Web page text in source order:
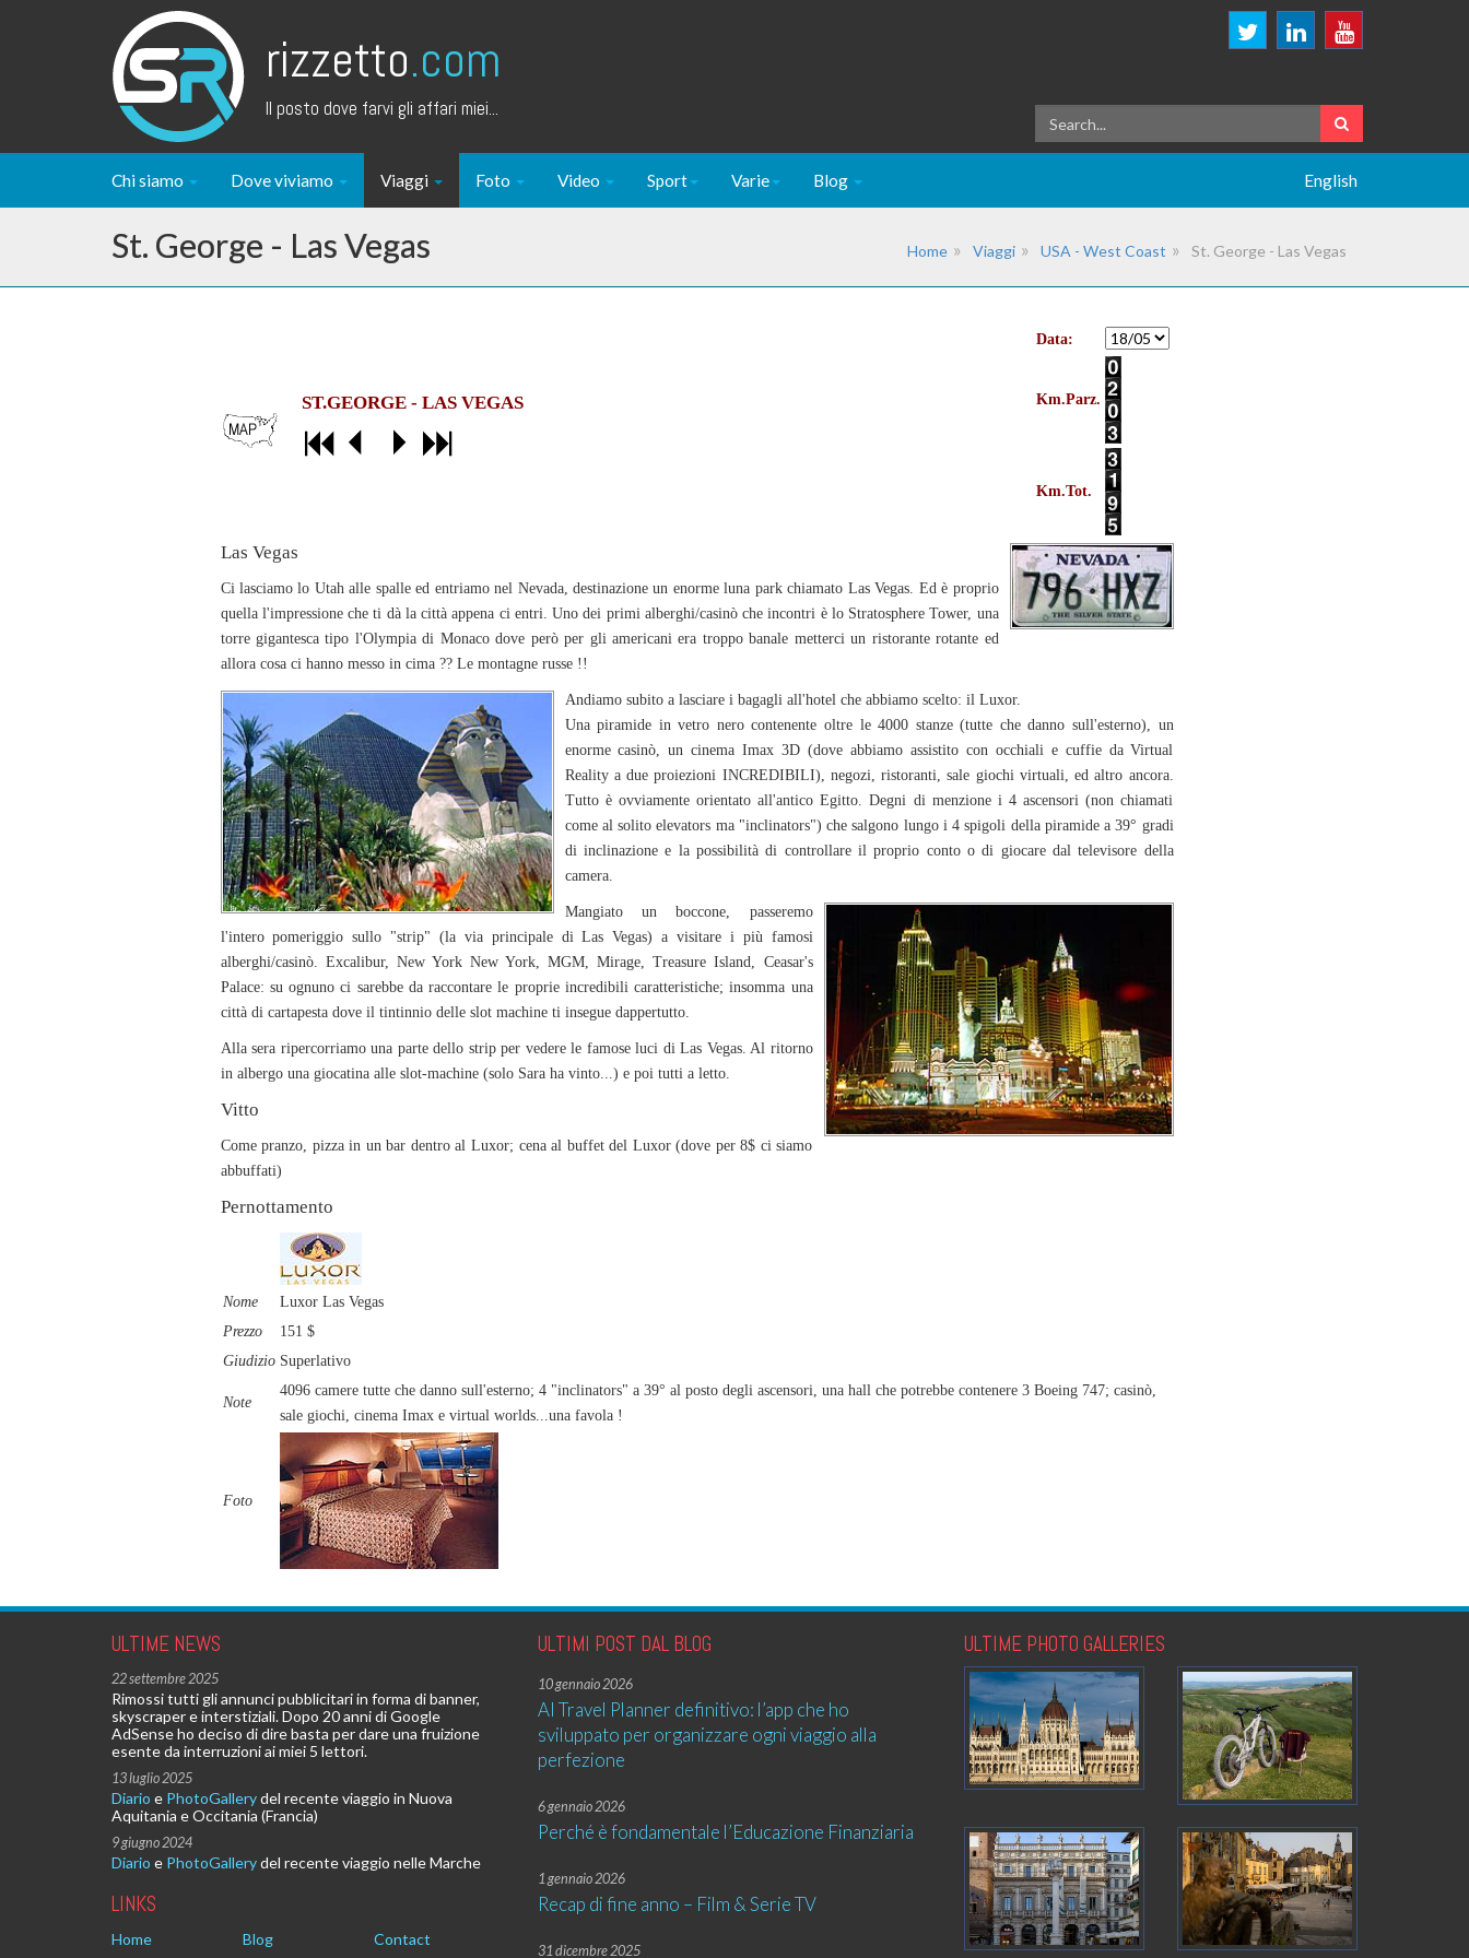
rizzetto.com
Il posto dove farvi gli affari miei...
Chi siamo Dove viviamo Viaggi Foto Video Sport Varie Blog English
St. George - Las Vegas Home Viaggi USA - West Coast St. George - Las Vegas
ST.GEORGE - LAS VEGAS
Data:
Km.Parz.
Km.Tot.
Las Vegas
Ci lasciamo lo Utah alle spalle ed entriamo nel Nevada, destinazione un enorme luna park chiamato Las Vegas. Ed è proprio
quella l'impressione che ti dà la città appena ci entri. Uno dei primi alberghi/casinò che incontri è lo Stratosphere Tower, una
torre gigantesca tipo l'Olympia di Monaco dove però per gli americani era troppo banale metterci un ristorante rotante ed
allora cosa ci hanno messo in cima ?? Le montagne russe !!
Andiamo subito a lasciare i bagagli all'hotel che abbiamo scelto: il Luxor.
Una piramide in vetro nero contenente oltre le 4000 stanze (tutte che danno sull'esterno), un
enorme casinò, un cinema Imax 3D (dove abbiamo assistito con occhiali e cuffie da Virtual
Reality a due proiezioni INCREDIBILI), negozi, ristoranti, sale giochi virtuali, ed altro ancora.
Tutto è ovviamente orientato all'antico Egitto. Degni di menzione i 4 ascensori (non chiamati
come al solito elevators ma "inclinators") che salgono lungo i 4 spigoli della piramide a 39° gradi
di inclinazione e la possibilità di controllare il proprio conto o di giocare dal televisore della
camera.
Mangiato un boccone, passeremo
l'intero pomeriggio sullo "strip" (la via principale di Las Vegas) a visitare i più famosi
alberghi/casinò. Excalibur, New York New York, MGM, Mirage, Treasure Island, Ceasar's
Palace: su ognuno ci sarebbe da raccontare le proprie incredibili caratteristiche; insomma una
città di cartapesta dove il tintinnio delle slot machine ti insegue dappertutto.
Alla sera ripercorriamo una parte dello strip per vedere le famose luci di Las Vegas. Al ritorno
in albergo una giocatina alle slot-machine (solo Sara ha vinto...) e poi tutti a letto.
Vitto
Come pranzo, pizza in un bar dentro al Luxor; cena al buffet del Luxor (dove per 8$ ci siamo
abbuffati)
Pernottamento
Nome
Luxor Las Vegas
Prezzo
151 $
Giudizio Superlativo
Note
4096 camere tutte che danno sull'esterno; 4 "inclinators" a 39° al posto degli ascensori, una hall che potrebbe contenere 3 Boeing 747; casinò,
sale giochi, cinema Imax e virtual worlds...una favola !
Foto
ULTIME NEWS
22 settembre 2025
Rimossi tutti gli annunci pubblicitari in forma di banner,
skyscraper e interstiziali. Dopo 20 anni di Google
AdSense ho deciso di dire basta per dare una fruizione
esente da interruzioni ai miei 5 lettori.
13 luglio 2025
Diario e PhotoGallerydel recente viaggio in Nuova
Aquitania e Occitania (Francia)
9 giugno 2024
Diario e PhotoGallerydel recente viaggio nelle Marche
LINKS
Home Blog
Contact
ULTIMI POST DAL BLOG
10 gennaio 2026
AI Travel Planner definitivo: l’app che ho
sviluppato per organizzare ogni viaggio alla
perfezione
6 gennaio 2026
Perché è fondamentale l’Educazione Finanziaria
1 gennaio 2026
Recap di fine anno – Film & Serie TV
31 dicembre 2025
ULTIME PHOTO GALLERIES